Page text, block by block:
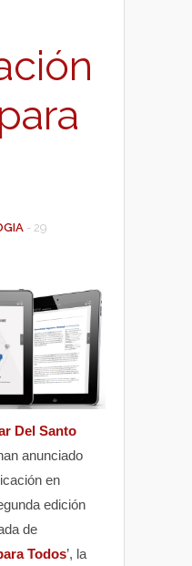
- 29
Del Santo
anunciado
en
edición
de
Todos’, la